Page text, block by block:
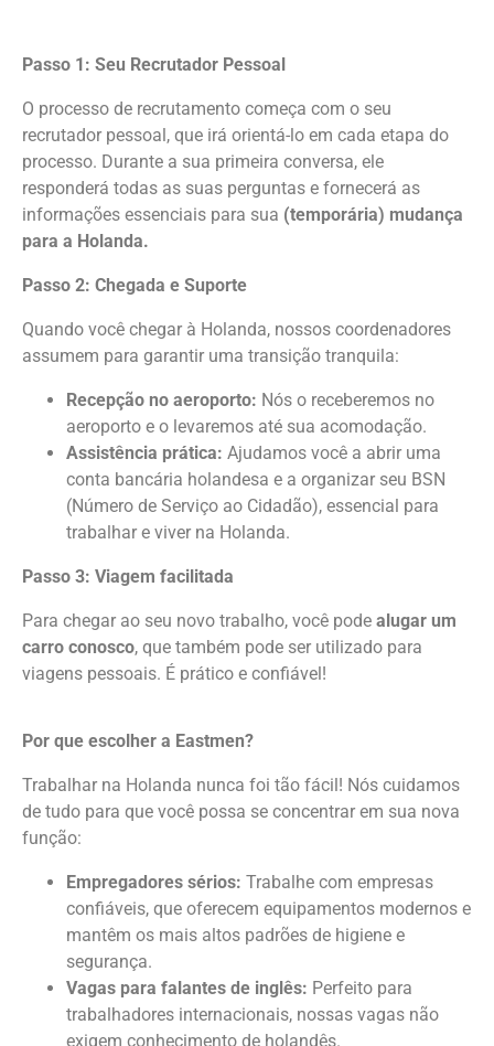
Passo 1: Seu Recrutador Pessoal
O processo de recrutamento começa com o seu
recrutador pessoal, que irá orientá-lo em cada etapa do
processo. Durante a sua primeira conversa, ele
responderá todas as suas perguntas e fornecerá as
informações essenciais para sua
para a Holanda.
Passo 2: Chegada e Suporte
Quando você chegar à Holanda, nossos coordenadores
assumem para garantir uma transição tranquila:
Recepção no aeroporto: Nós o receberemos no
aeroporto e o levaremos até sua acomodação.
Assistência prática:Ajudamos você a abrir uma
conta bancária holandesa e a organizar seu BSN
(Número de Serviço ao Cidadão), essencial para
trabalhar e viver na Holanda.
Passo 3: Viagem facilitada
Para chegar ao seu novo trabalho, você podealugar um
carro conosco, que também pode ser utilizado para
Por que escolher a Eastmen?
Trabalhar na Holanda nunca foi tão fácil! Nós cuidamos
de tudo para que você possa se concentrar em sua nova
função:
Empregadores sérios:Trabalhe com empresas
confiáveis, que oferecem equipamentos modernos e
mantêm os mais altos padrões de higiene e
segurança.
Vagas para falantes de inglês:Perfeito para